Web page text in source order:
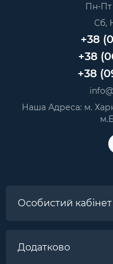
Honor 7C роз`єм
— 9 грн.
Honor 7X роз`єм
— 9 грн.
Honor 7C роз`єм
Meizu M5C (M710H)
телефона— 10 грн.
Пн-Пт
Сб,
+38
+38
+38
Наша Адреса: м.
Особистий кабінет
Додатково